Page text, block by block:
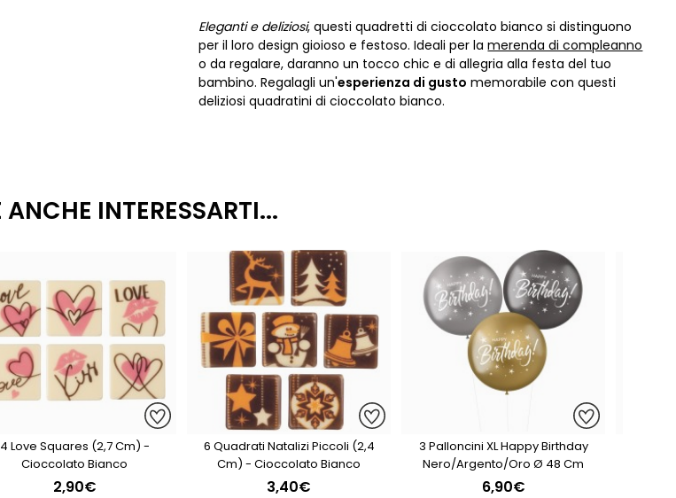
Eleganti e deliziosi, questi quadretti di cioccolato bianco si distinguono
per il loro design gioioso e festoso. Ideali per lamerenda di compleanno
o da regalare, daranno un tocco chic e di allegria alla festa del tuo
bambino. Regalagli un'esperienza di gusto memorabile con questi
deliziosi quadratini di cioccolato bianco.
ANCHE INTERESSARTI...
4 Love Squares (2,7 Cm) -
Cioccolato Bianco
2,90€
6 Quadrati Natalizi Piccoli (2,4
Cm) - Cioccolato Bianco
3,40€
3 Palloncini XL Happy Birthday
Nero/Argento/Oro Ø 48 Cm
6,90€